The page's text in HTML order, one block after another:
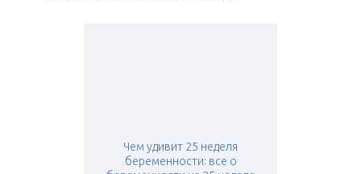
Чем удивит 25 неделя
беременности: все о